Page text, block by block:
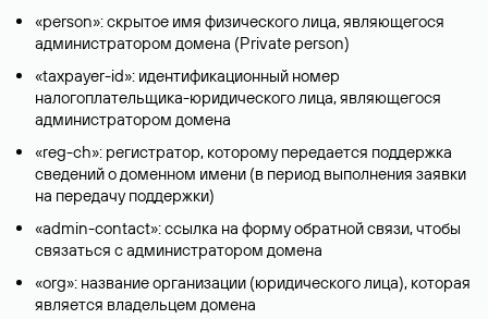
«person»: скрытое имя физического лица, являющегося
администратором домена (Privatе person)
«taxpayer-id»: идентификационный номер
налогоплательщика-юридического лица, являющегося
администратором домена
«reg-ch»: регистратор, которому передается поддержка
сведений о доменном имени (в период выполнения заявки
на передачу поддержки)
«admin-contact»: ссылка на форму обратной связи, чтобы
связаться с администратором домена
«org»: название организации (юридического лица), которая
является владельцем домена